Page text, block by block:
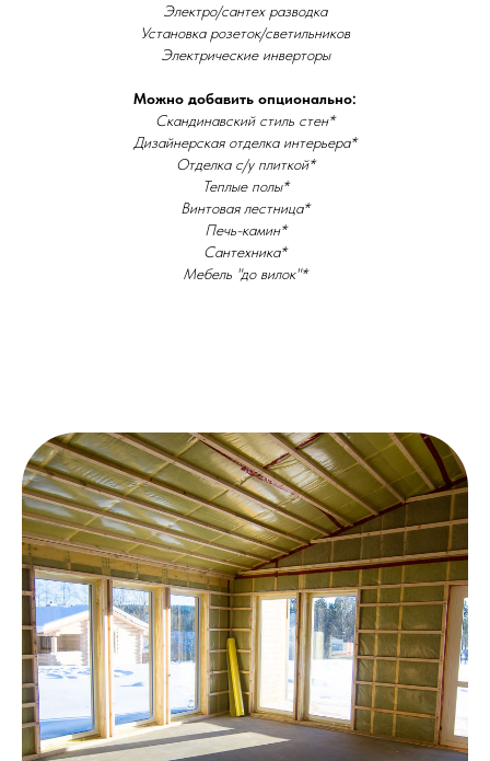
Электро/сантех разводка
Установка розеток/светильников
Электрические инверторы
Можно добавить опционально:
Скандинавский стиль стен*
Дизайнерская отделка интерьера*
Отделка с/у плиткой*
Теплые полы*
Винтовая лестница*
Печь-камин*
Сантехника*
Мебель "до вилок"*